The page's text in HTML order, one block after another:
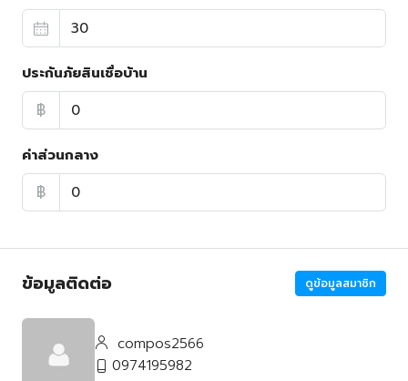
ประกันภัยสินเชื่อบ้าน
฿
ค่าส่วนกลาง
฿
ข้อมูลติดต่อ ดูข้อมูลสมาชิก
compos2566
0974195982